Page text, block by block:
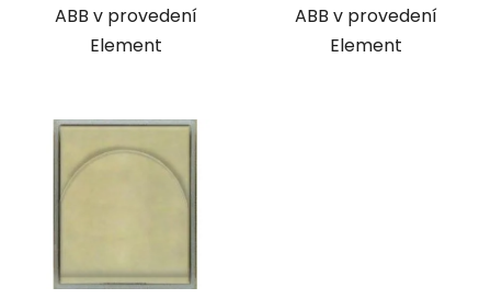
ABB v provedení
Element
ABB v provedení
Element